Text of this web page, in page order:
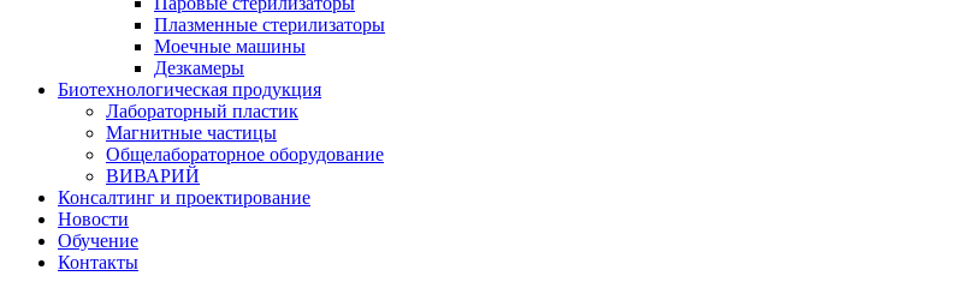
Плазменные стерилизаторы
Моечные машины
Дезкамеры
Биотехнологическая продукция
Лабораторный пластик
Магнитные частицы
Общелабораторное оборудование
ВИВАРИЙ
Консалтинг и проектирование
Новости
Обучение
Контакты